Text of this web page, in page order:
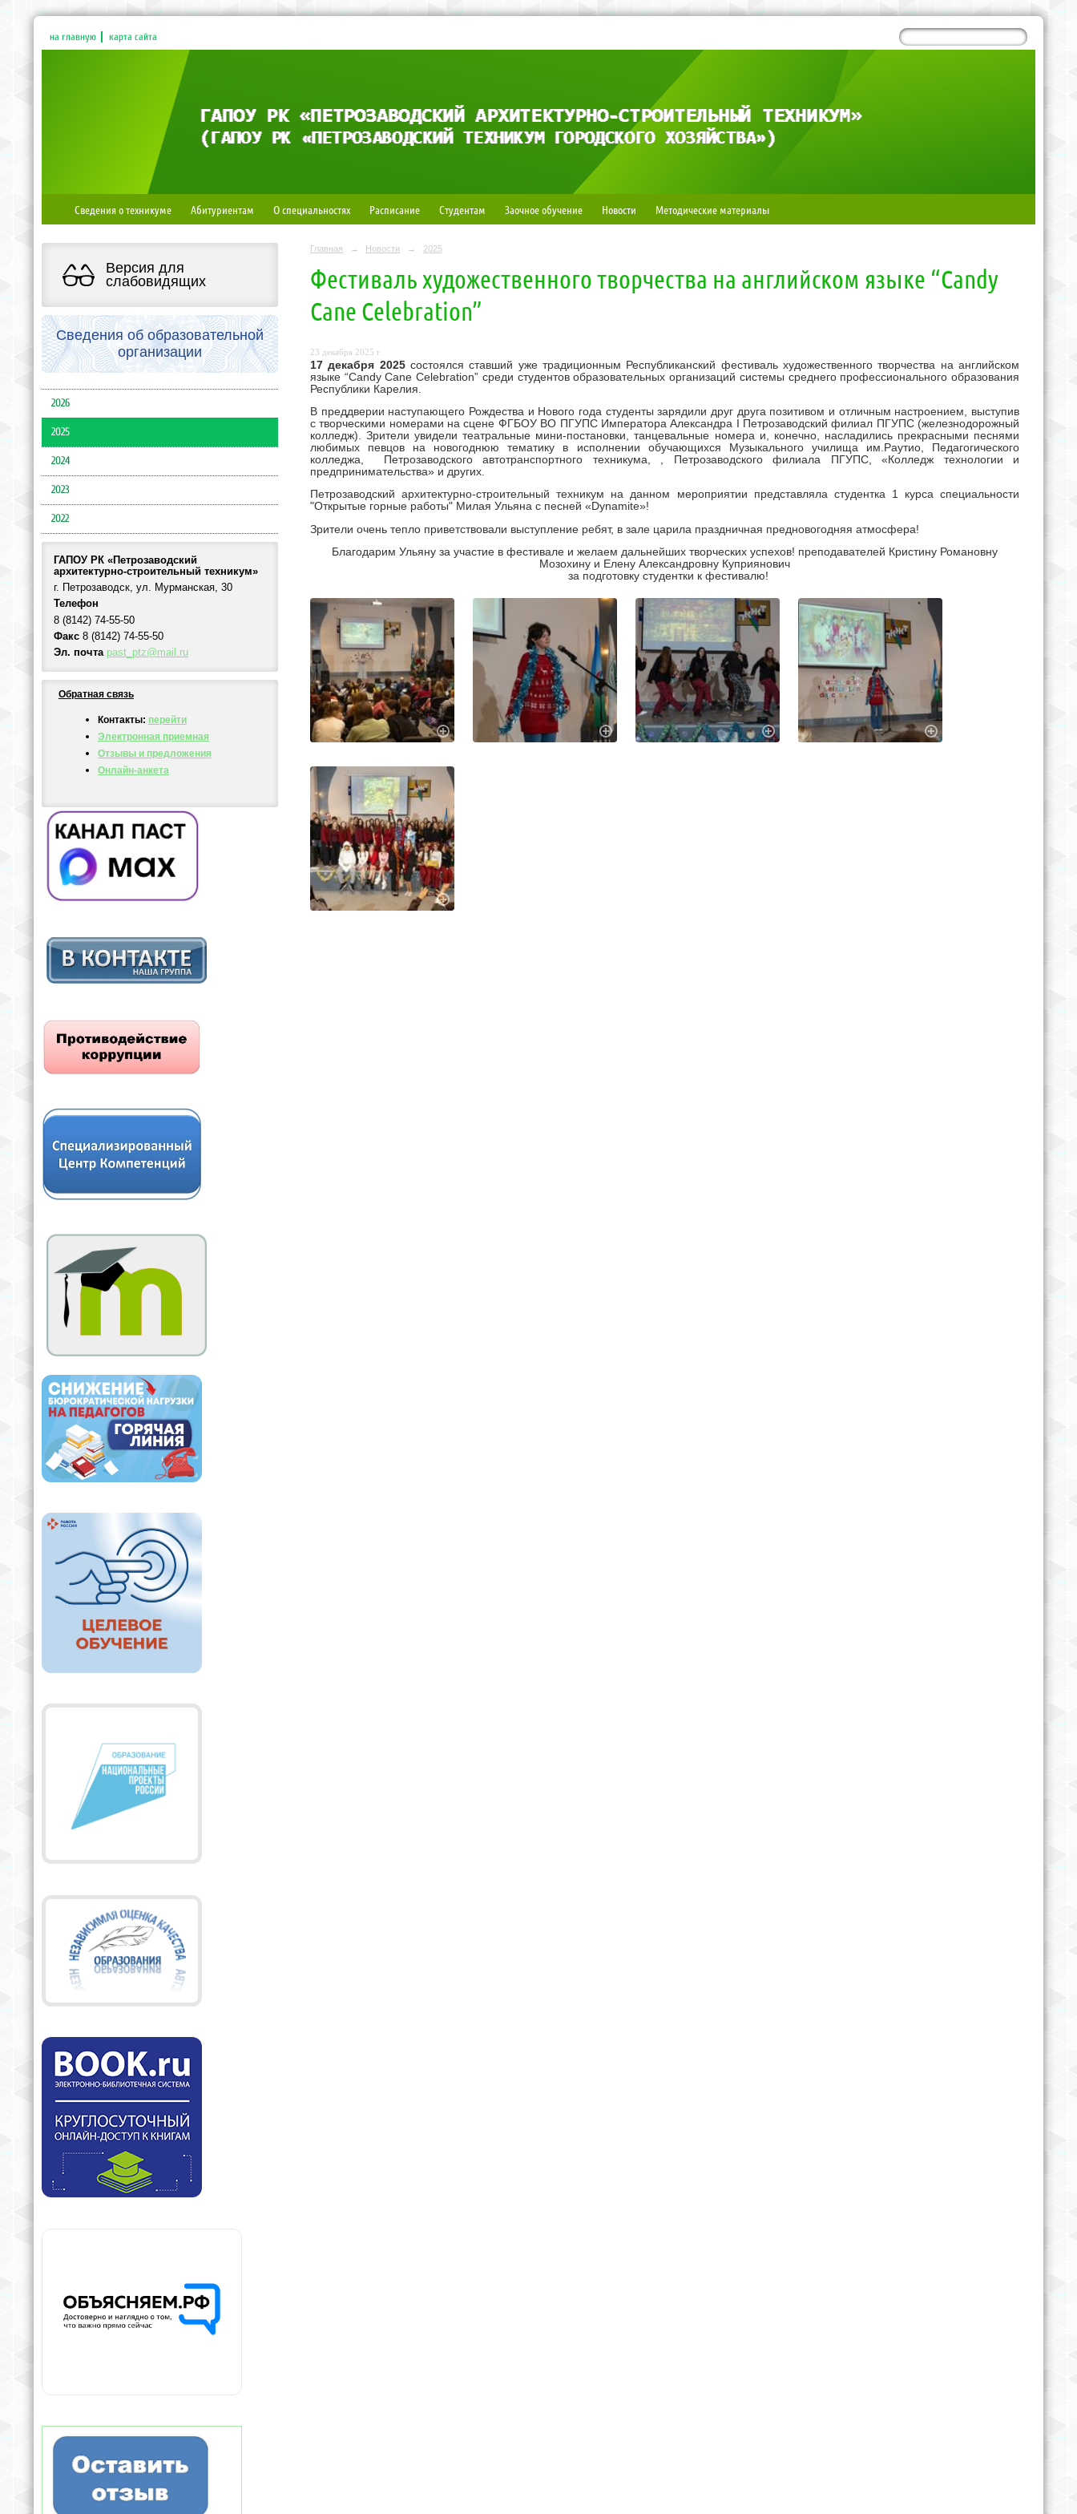
на главную карта сайта
Сведения о техникуме Абитуриентам О специальностях Расписание Студентам Заочное обучение Новости Методические материалы
Версия для
слабовидящих
Сведения об образовательной
организации
2026
2025
2024
2023
2022
ГАПОУ РК «Петрозаводский
архитектурно-строительный техникум»
г. Петрозаводск, ул. Мурманская, 30
Телефон
8 (8142) 74-55-50
Факс 8 (8142) 74-55-50
Эл. почта past_ptz@mail.ru
Обратная связь
Контакты: перейти
Электронная приемная
Отзывы и предложения
Онлайн-анкета
Главная → Новости → 2025
Фестиваль художественного творчества на английском языке “Candy
Cane Celebration”
23 декабря 2025 г.
17 декабря 2025состоялся ставший уже традиционным Республиканский фестиваль художественного творчества на английском
языке “Candy Cane Celebration” среди студентов образовательных организаций системы среднего профессионального образования
Республики Карелия.
В преддверии наступающего Рождества и Нового года студенты зарядили друг друга позитивом и отличным настроением, выступив
с творческими номерами на сцене ФГБОУ ВО ПГУПС Императора Александра I Петрозаводский филиал ПГУПС (железнодорожный
колледж). Зрители увидели театральные мини-постановки, танцевальные номера и, конечно, насладились прекрасными песнями
любимых певцов на новогоднюю тематику в исполнении обучающихся Музыкального училища им.Раутио, Педагогического
колледжа,
Петрозаводского автотранспортного техникума, , Петрозаводского филиала ПГУПС,«Колледж технологии и
предпринимательства» и других.
Петрозаводский архитектурно-строительный техникум на данном мероприятии представляластудентка 1 курса специальности
"Открытые горные работы" Милая Ульяна с песней «Dynamite»!
Зрители очень тепло приветствовали выступление ребят, в зале царила праздничная предновогодняя атмосфера!
Благодарим Ульяну за участие в фестивале и желаем дальнейших творческих успехов! преподавателей Кристину Романовну
Мозохину и Елену Александровну Куприянович
за подготовку студентки к фестивалю!